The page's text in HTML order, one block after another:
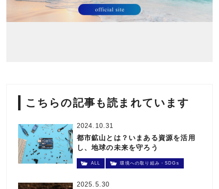
こちらの記事も読まれています
2024.10.31
都市鉱山とは？いまある資源を活用
し、地球の未来を守ろう
ALL 環境への取り組み・SDGs
2025.5.30